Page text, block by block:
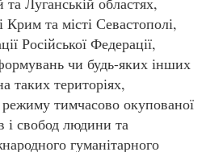
та місті Севастополі,
Російської Федерації,
чи будь-яких інших
таких територіях,
тимчасово окупованої
і свобод людини та
гуманітарного